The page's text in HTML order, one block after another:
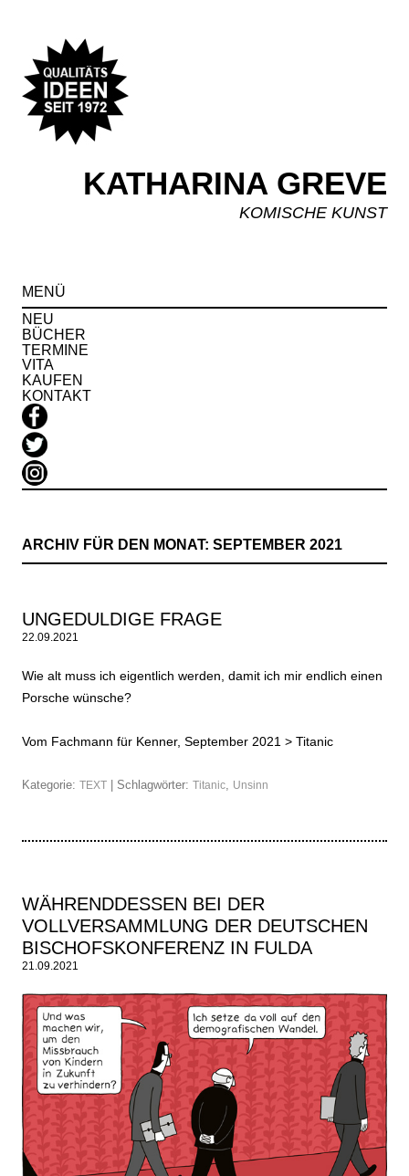
KATHARINA GREVE
KOMISCHE KUNST
MENÜ
NEU
BÜCHER
TERMINE
VITA
KAUFEN
KONTAKT
ARCHIV FÜR DEN MONAT: SEPTEMBER 2021
UNGEDULDIGE FRAGE
22.09.2021
Wie alt muss ich eigentlich werden, damit ich mir endlich einen
Porsche wünsche?
Vom Fachmann für Kenner, September 2021 > Titanic
Kategorie: TEXT | Schlagwörter: Titanic Unsinn
WÄHRENDDESSEN BEI DER
VOLLVERSAMMLUNG DER DEUTSCHEN
BISCHOFSKONFERENZ IN FULDA
21.09.2021